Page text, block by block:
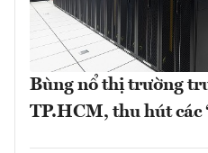
Bùng nổ thị trường
TP.HCM, thu hút các